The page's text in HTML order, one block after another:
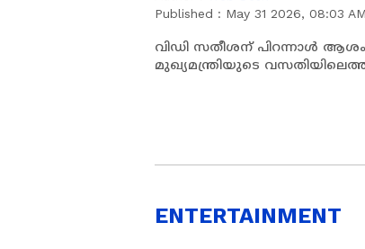
Published : May 31 2026, 08:03
വിഡി സതീശന് പിറന്നാൾ
മുഖ്യമന്ത്രിയുടെ
ENTERTAINMENT